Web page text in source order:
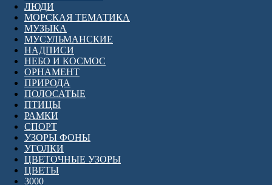
ЛЮДИ
МОРСКАЯ ТЕМАТИКА
МУЗЫКА
МУСУЛЬМАНСКИЕ
НАДПИСИ
НЕБО И КОСМОС
ОРНАМЕНТ
ПРИРОДА
ПОЛОСАТЫЕ
ПТИЦЫ
РАМКИ
СПОРТ
УЗОРЫ ФОНЫ
УГОЛКИ
ЦВЕТОЧНЫЕ УЗОРЫ
ЦВЕТЫ
3000